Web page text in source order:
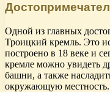
Одной из главных
Троицкий кремль. Это
построено в 18 веке и
кремле можно увидеть
башни, а также
окружающую местность.